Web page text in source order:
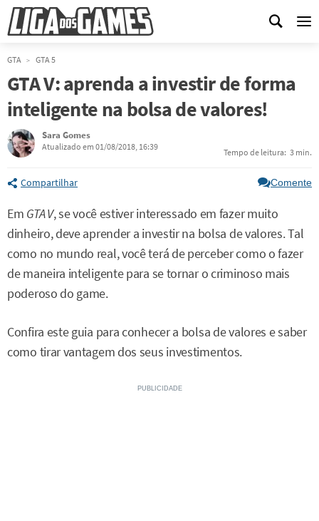
GTA GTA 5
GTA V: aprenda a investir de forma
inteligente na bolsa de valores!
Sara Gomes
Atualizado em 01/08/2018, 16:39
Tempo de leitura: 3 min.
Compartilhar Comente
Em GTA V, se você estiver interessado em fazer muito
dinheiro, deve aprender a investir na bolsa de valores. Tal
como no mundo real, você terá de perceber como o fazer
de maneira inteligente para se tornar o criminoso mais
poderoso do game.
Confira este guia para conhecer a bolsa de valores e saber
como tirar vantagem dos seus investimentos.